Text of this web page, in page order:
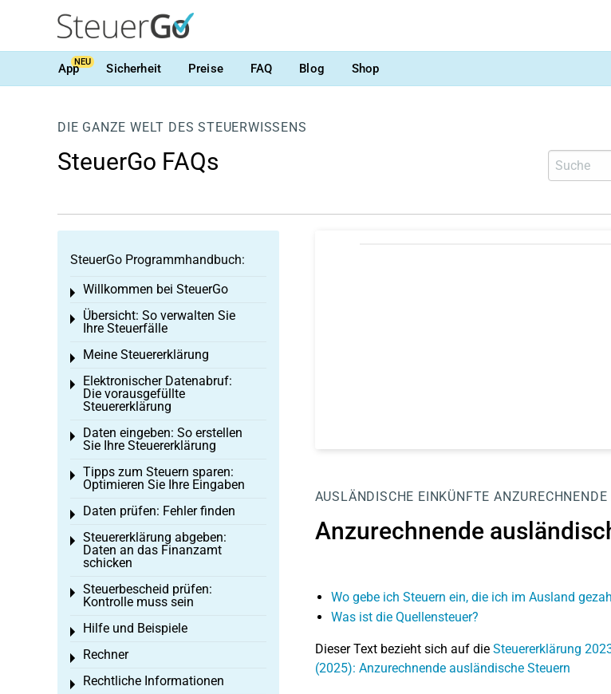
AppNEU Sicherheit Preise FAQ Blog Shop
DIE GANZE WELT DES STEUERWISSENS
SteuerGo FAQs
AUSLÄNDISCHE EINKÜNFTE
Anzurechnende
Wo gebe ich Steuern ein, die ich im Ausland
Was ist die Quellensteuer?
Dieser Text bezieht sich auf die Steuererklärung
(2025): Anzurechnende ausländische Steuern
SteuerGo Programmhandbuch:
Willkommen bei SteuerGo
Toggle menu
Übersicht: So verwalten Sie
Ihre Steuerfälle
Toggle menu
Meine Steuererklärung
Toggle menu
Elektronischer Datenabruf:
Die vorausgefüllte
Steuererklärung
Toggle menu
Daten eingeben: So erstellen
Sie Ihre Steuererklärung
Toggle menu
Tipps zum Steuern sparen:
Optimieren Sie Ihre Eingaben
Toggle menu
Daten prüfen: Fehler finden
Toggle menu
Steuererklärung abgeben:
Daten an das Finanzamt
schicken
Toggle menu
Steuerbescheid prüfen:
Kontrolle muss sein
Toggle menu
Hilfe und Beispiele
Toggle menu
Rechner
Toggle menu
Rechtliche Informationen
Toggle menu